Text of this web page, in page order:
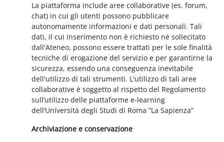
La piattaforma include aree collaborative (es. forum,
chat) in cui gli utenti possono pubblicare
autonomamente informazioni e dati personali. Tali
dati, il cui inserimento non è richiesto né sollecitato
dall'Ateneo, possono essere trattati per le sole finalità
tecniche di erogazione del servizio e per garantirne la
sicurezza, essendo una conseguenza inevitabile
dell'utilizzo di tali strumenti. L'utilizzo di tali aree
collaborative è soggetto al rispetto del Regolamento
sull’utilizzo delle piattaforme e-learning
dell’Università degli Studi di Roma “La Sapienza”
Archiviazione e conservazione